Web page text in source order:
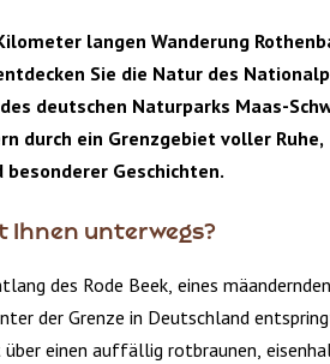
langen Wanderung
Sie die Natur des
deutschen Naturparks Maas-
durch ein Grenzgebiet voller Ruhe,
besonderer Geschichten.
Ihnen unterwegs?
des Rode Beek, eines mäandernden
der Grenze in Deutschland
einen auffällig rotbraunen,